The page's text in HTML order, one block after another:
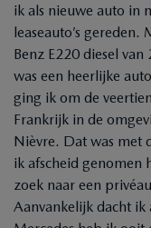
ik als nieuwe auto in
leaseauto’s
Benz E220 diesel
was een heerlijke
ging ik om de
Frankrijk in de
Nièvre. Dat was met
ik afscheid genomen
zoek naar een
Aanvankelijk dacht ik